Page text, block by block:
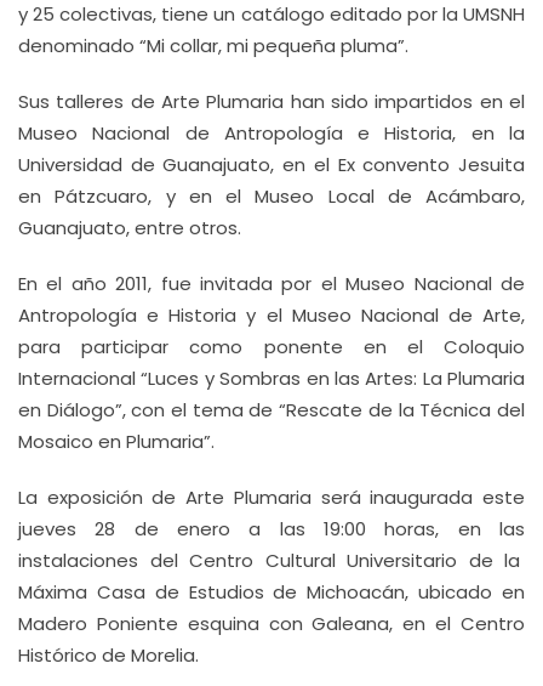
y 25 colectivas, tiene un catálogo editado por la UMSNH
denominado “Mi collar, mi pequeña pluma”.
Sus talleres de Arte Plumaria han sido impartidos en el
Museo Nacional de Antropología e Historia, en la
Universidad de Guanajuato, en el Ex convento Jesuita
en Pátzcuaro, y en el Museo Local de Acámbaro,
Guanajuato, entre otros.
En el año 2011, fue invitada por el Museo Nacional de
Antropología e Historia y el Museo Nacional de Arte,
para participar como ponente en el Coloquio
Internacional “Luces y Sombras en las Artes: La Plumaria
en Diálogo”, con el tema de “Rescate de la Técnica del
Mosaico en Plumaria”.
La exposición de Arte Plumaria será inaugurada este
jueves 28 de enero a las 19:00 horas, en las
instalaciones del Centro Cultural Universitario de la
Máxima Casa de Estudios de Michoacán, ubicado en
Madero Poniente esquina con Galeana, en el Centro
Histórico de Morelia.